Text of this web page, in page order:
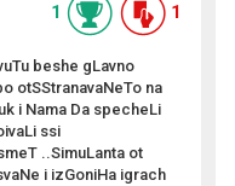
1 1
beshe gLavno
otSStranavaNeTo na
i Nama Da specheLi
ssi
..SimuLanta ot
i izGoniHa igrach